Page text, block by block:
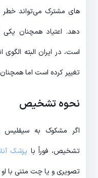
های مشترک می‌تواند خطر
دهد. اعتیاد همچنان یکی
است، در ایران البته الگوی
تغییر کرده است اما
نحوه تشخیص
اگر مشکوک به سیفلیس
تشخیص، فوراً با پزشک
تصویری و یا چت متنی با